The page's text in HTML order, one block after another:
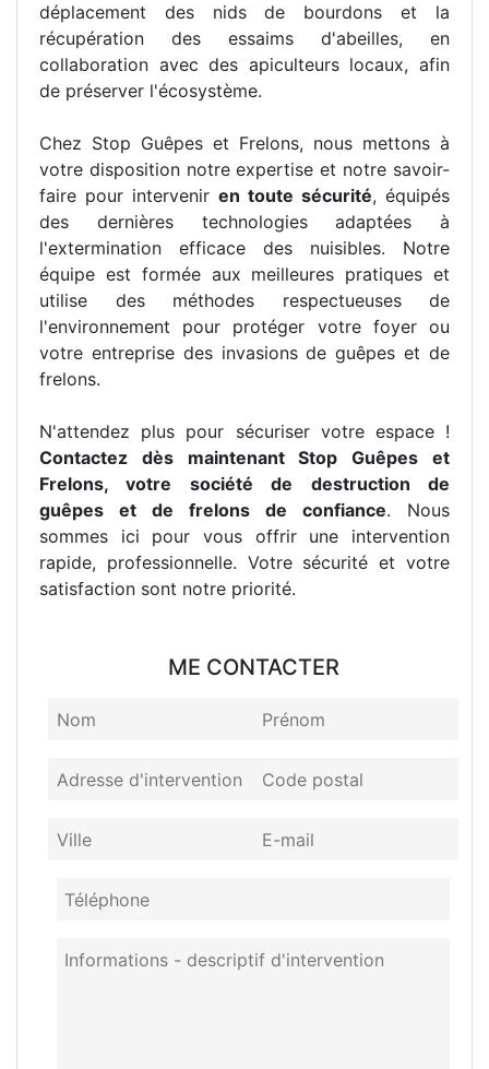
déplacement des nids de bourdons et la
récupération des essaims d'abeilles, en
collaboration avec des apiculteurs locaux, afin
de préserver l'écosystème.
Chez Stop Guêpes et Frelons, nous mettons à
votre disposition notre expertise et notre savoir-
faire pour intervenir en toute sécurité, équipés
des dernières technologies adaptées à
l'extermination efficace des nuisibles. Notre
équipe est formée aux meilleures pratiques et
utilise des méthodes respectueuses de
l'environnement pour protéger votre foyer ou
votre entreprise des invasions de guêpes et de
frelons.
N'attendez plus pour sécuriser votre espace !
Contactez dès maintenant Stop Guêpes et
Frelons, votre société de destruction de
guêpes et de frelons de confiance. Nous
sommes ici pour vous offrir une intervention
rapide, professionnelle. Votre sécurité et votre
satisfaction sont notre priorité.
ME CONTACTER